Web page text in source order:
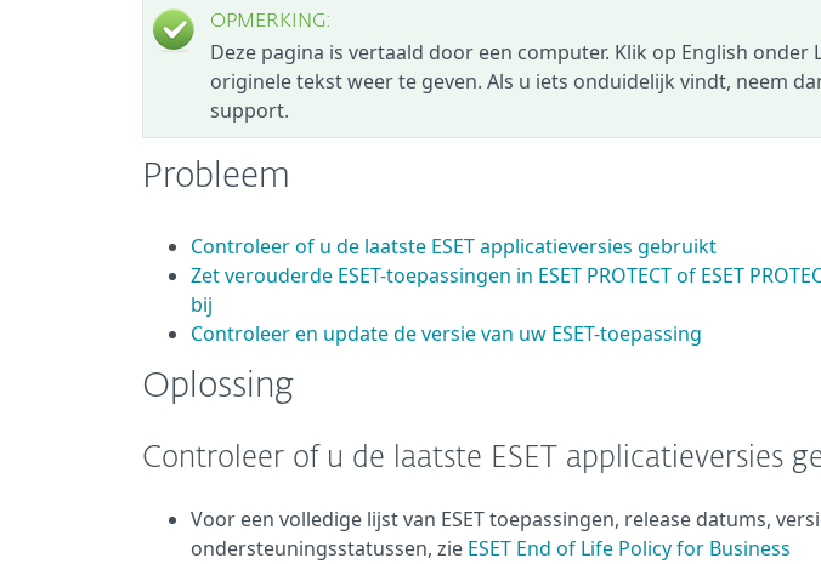
OPMERKING:
Deze pagina is vertaald door een computer. Klik op English onder
originele tekst weer te geven. Als u iets onduidelijk vindt, neem
support.
Probleem
Controleer of u de laatste ESET applicatieversies gebruikt
Zet verouderde ESET-toepassingen in ESET PROTECT of ESET
bij
Controleer en update de versie van uw ESET-toepassing
Oplossing
Controleer of u de laatste ESET applicatieversies
Voor een volledige lijst van ESET toepassingen, release datums,
ondersteuningsstatussen, zie ESET End of Life Policy for Business